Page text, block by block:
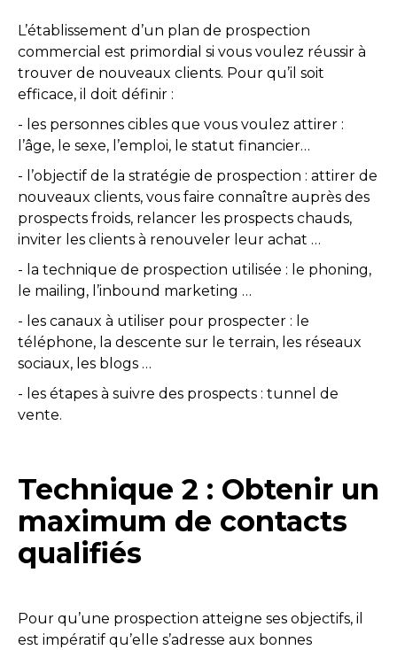
L’établissement d’un plan de prospection
commercial est primordial si vous voulez réussir à
trouver de nouveaux clients. Pour qu’il soit
efficace, il doit définir :
- les personnes cibles que vous voulez attirer :
l’âge, le sexe, l’emploi, le statut financier…
- l’objectif de la stratégie de prospection : attirer de
nouveaux clients, vous faire connaître auprès des
prospects froids, relancer les prospects chauds,
inviter les clients à renouveler leur achat …
- la technique de prospection utilisée : le phoning,
le mailing, l’inbound marketing …
- les canaux à utiliser pour prospecter : le
téléphone, la descente sur le terrain, les réseaux
sociaux, les blogs …
- les étapes à suivre des prospects : tunnel de
vente.
Technique 2 : Obtenir un
maximum de contacts
qualifiés
Pour qu’une prospection atteigne ses objectifs, il
est impératif qu’elle s’adresse aux bonnes